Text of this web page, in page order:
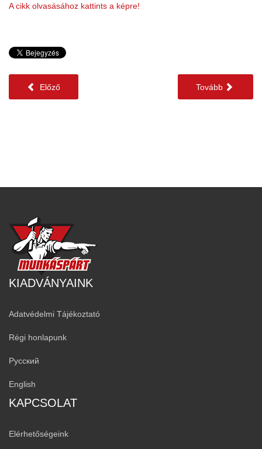
A cikk olvasásához kattints a képre!
Előző Tovább
KIADVÁNYAINK
Adatvédelmi Tájékoztató
Régi honlapunk
Русский
English
KAPCSOLAT
Elérhetőségeink